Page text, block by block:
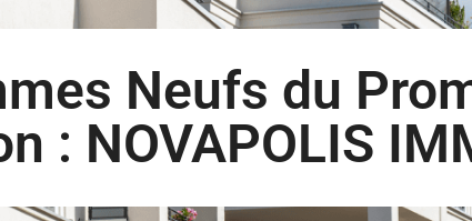
Neufs du
: NOVAPOLIS